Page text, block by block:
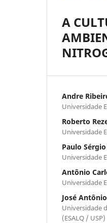
A
Andre
Universidade
Roberto
Universidade
Paulo
Universidade
Antônio
Universidade
José
Universidade
(ESALQ / USP)